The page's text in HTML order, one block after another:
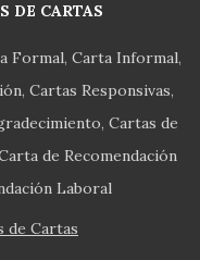
DE CARTAS
Formal Carta Informal
Cartas Responsivas
Cartas de
de Recomendación
Laboral
de Cartas